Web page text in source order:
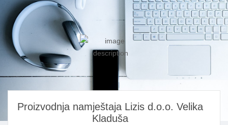
Proizvodnja namještaja Lizis d.o.o. Velika
Kladuša